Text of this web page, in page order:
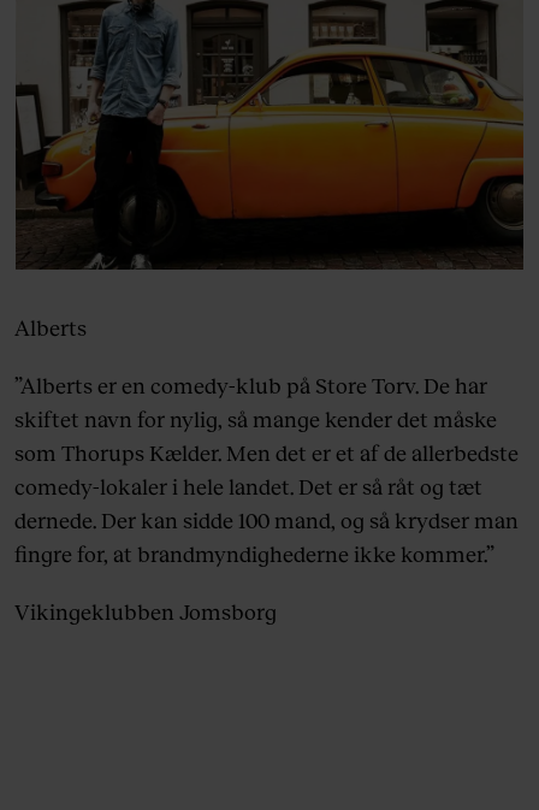
Alberts
”Alberts er en comedy-klub på Store Torv. De har
skiftet navn for nylig, så mange kender det måske
som Thorups Kælder. Men det er et af de allerbedste
comedy-lokaler i hele landet. Det er så råt og tæt
dernede. Der kan sidde 100 mand, og så krydser man
fingre for, at brandmyndighederne ikke kommer.”
Vikingeklubben Jomsborg